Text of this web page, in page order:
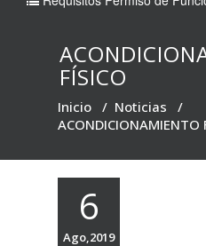
FÍSICO
Inicio / Noticias /
ACONDICIONAMIENTO
6
Ago,2019